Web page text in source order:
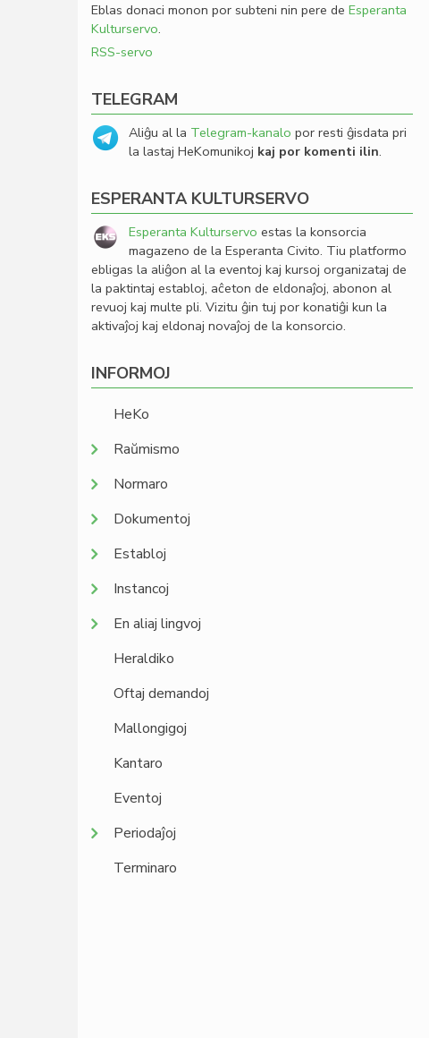
Eblas donaci monon por subteni nin pere de Esperanta
Kulturservo.
RSS-servo
TELEGRAM
Aliĝu al la Telegram-kanalo por resti ĝisdata pri
la lastaj HeKomunikoj kaj por komenti ilin.
ESPERANTA KULTURSERVO
Esperanta Kulturservo estas la konsorcia
magazeno de la Esperanta Civito. Tiu platformo
ebligas la aliĝon al la eventoj kaj kursoj organizataj de
la paktintaj establoj, aĉeton de eldonaĵoj, abonon al
revuoj kaj multe pli. Vizitu ĝin tuj por konatiĝi kun la
aktivaĵoj kaj eldonaj novaĵoj de la konsorcio.
INFORMOJ
HeKo
Raŭmismo
Normaro
Dokumentoj
Establoj
Instancoj
En aliaj lingvoj
Heraldiko
Oftaj demandoj
Mallongigoj
Kantaro
Eventoj
Periodaĵoj
Terminaro